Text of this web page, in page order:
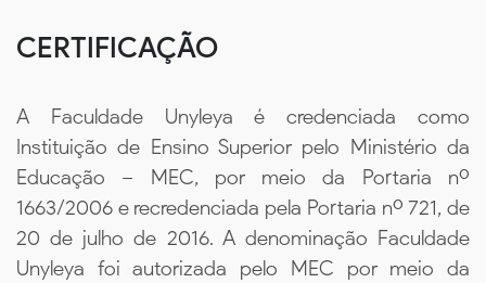
CERTIFICAÇÃO
A Faculdade Unyleya é credenciada como
Instituição de Ensino Superior pelo Ministério da
Educação – MEC, por meio da Portaria nº
1663/2006 e recredenciada pela Portaria nº 721, de
20 de julho de 2016. A denominação Faculdade
Unyleya foi autorizada pelo MEC por meio da